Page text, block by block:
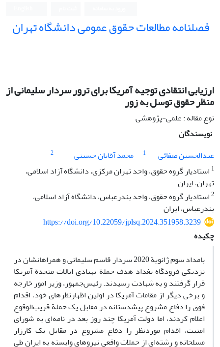
فصلنامه مطالعات حقوق عمومی دانشگاه تهران
ارزیابی انتقادی توجیه آمریکا برای ترور سردار سلیمانی از
منظر حقوق ‏توسل به زور
نوع مقاله : علمی-پژوهشی
نویسندگان
عبدالحسین صفائی
1 محمد آقایان حسینی
2
1 استادیار گروه حقوق، واحد تهران مرکزی، دانشگاه آزاد اسلامی،
تهران، ایران
2استادیار گروه حقوق، واحد بندرعباس، دانشگاه آزاد اسلامی،
بندرعباس، ایران
https://doi.org/10.22059/jplsq.2024.351958.3239
چکیده
بامداد سوم ژانویة 2020 سردار قاسم سلیمانی و همراهانشان در
نزدیکی فرودگاه بغداد هدف حملة پهپادی ایالات ‌متحدة آمریکا
قرار گرفتند و به شهادت رسیدند. رئیس‌جمهور، وزیر امور خارجه
و برخی دیگر از مقامات آمریکا در اولین اظهارنظرهای خود، اقدام
فوق را دفاع مشروع پیشدستانه در مقابل یک حملة قریب‌الوقوع
اعلام کردند، اما دولت آمریکا چند روز بعد در نامه‌ای به شورای
امنیت، اقدام موردنظر را دفاع مشروع در مقابل یک کارزار
مسلحانه و رشته‌ای از حملات واقعی نیروهای وابسته به ایران طی